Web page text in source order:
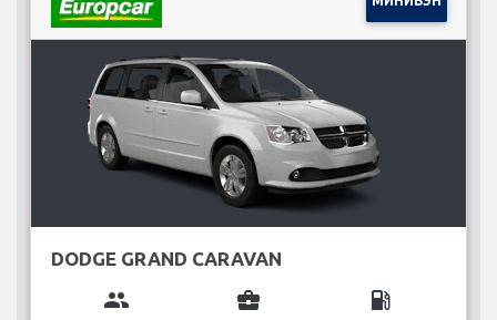
DODGE GRAND CARAVAN
group business_center local_gas_station